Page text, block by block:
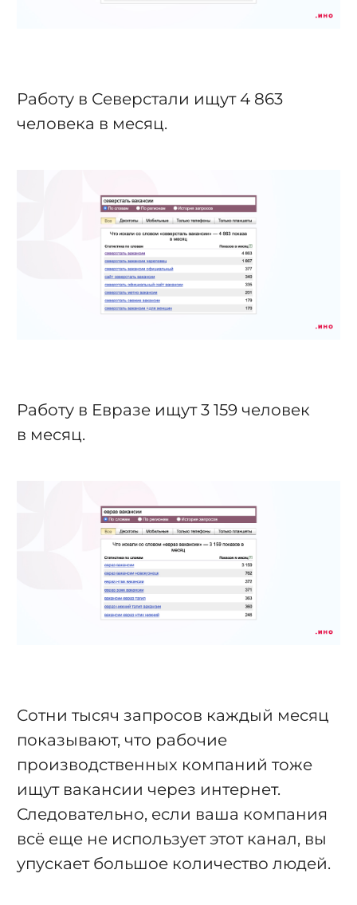
Работу в Северстали ищут 4 863
человека в месяц.
Работу в Евразе ищут 3 159 человек
в месяц.
Сотни тысяч запросов каждый месяц
показывают, что рабочие
производственных компаний тоже
ищут вакансии через интернет.
Следовательно, если ваша компания
всё еще не использует этот канал, вы
упускает большое количество людей.